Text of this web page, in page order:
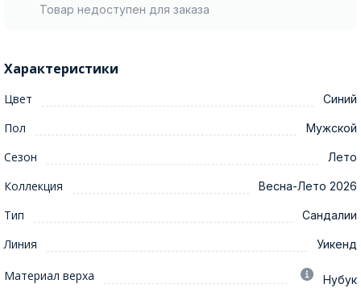
Товар недоступен для заказа
Характеристики
Цвет Синий
Пол Мужской
Сезон Лето
Коллекция Весна-Лето 2026
Тип Сандалии
Линия Уикенд
Материал верха Нубук